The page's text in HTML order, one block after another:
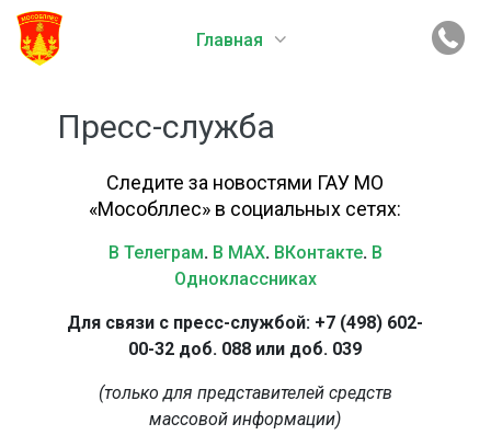
Главная
Пресс-служба
Следите за новостями ГАУ МО
«Мособллес» в социальных сетях:
В Телеграм. В MAX. ВКонтакте. В
Одноклассниках
Для связи с пресс-службой: +7 (498) 602-
00-32 доб. 088 или доб. 039
(только для представителей средств
массовой информации)